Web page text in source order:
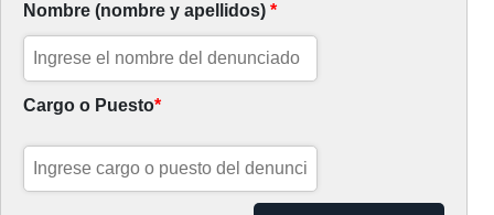
Nombre (nombre y apellidos) *
Cargo o Puesto*